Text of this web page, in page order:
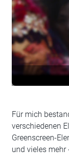
Für mich
verschiedenen
Greenscreen-
und vieles mehr